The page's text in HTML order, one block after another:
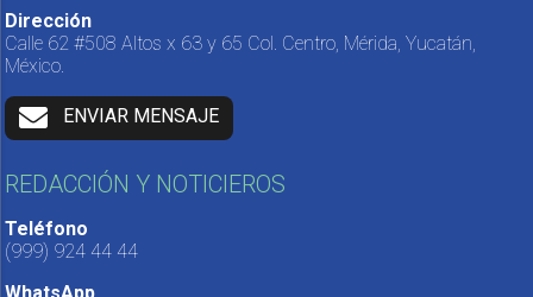
Dirección
Calle 62 #508 Altos x 63 y 65 Col. Centro, Mérida, Yucatán,
México.
ENVIAR MENSAJE
REDACCIÓN Y NOTICIEROS
Teléfono
(999) 924 44 44